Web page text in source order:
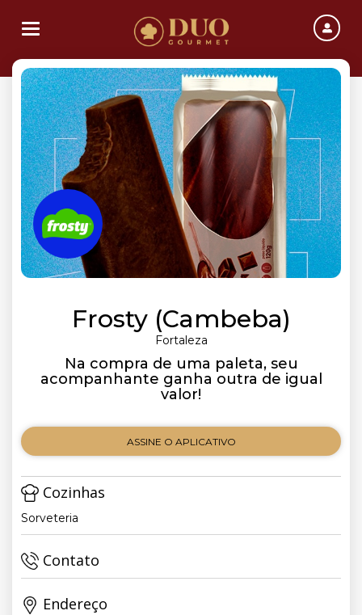
Toggle navigation
Frosty (Cambeba)
Fortaleza
Na compra de uma paleta, seu
acompanhante ganha outra de igual
valor!
ASSINE O APLICATIVO
Cozinhas
Sorveteria
Contato
Endereço